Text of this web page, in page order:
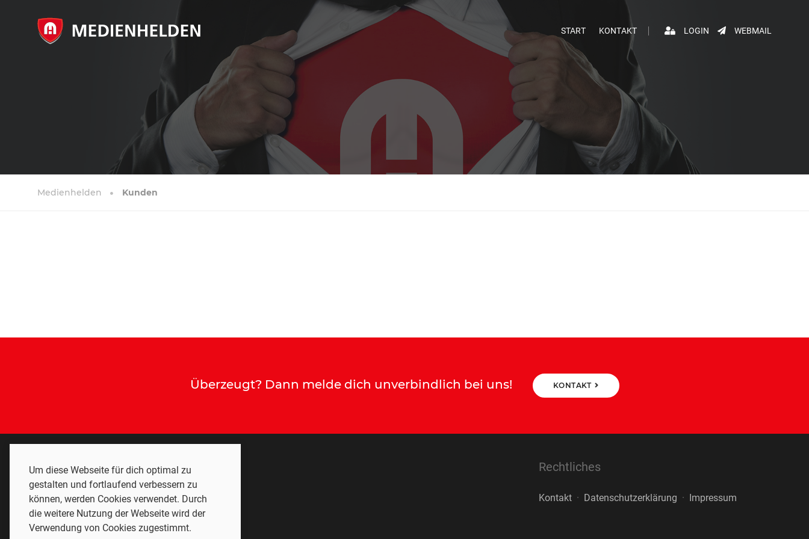
Um diese Webseite für dich optimal zu
gestalten und fortlaufend verbessern zu
können, werden Cookies verwendet. Durch
die weitere Nutzung der Webseite wird der
Verwendung von Cookies zugestimmt.
START KONTAKT LOGIN WEBMAIL
Medienhelden Kunden
Überzeugt? Dann melde dich unverbindlich bei uns! KONTAKT
Rechtliches
Kontakt · Datenschutzerklärung · Impressum